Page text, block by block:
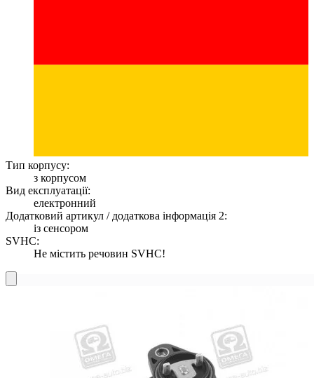
Тип корпусу:
з корпусом
Вид експлуатації:
електронний
Додатковий артикул / додаткова інформація 2:
із сенсором
SVHC:
Не містить речовин SVHC!